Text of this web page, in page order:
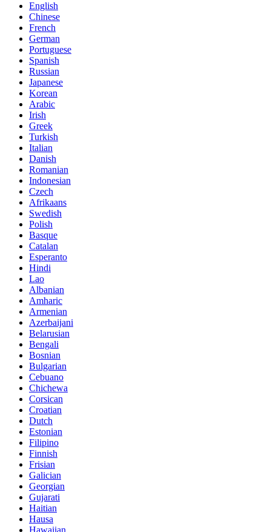
English
Chinese
French
German
Portuguese
Spanish
Russian
Japanese
Korean
Arabic
Irish
Greek
Turkish
Italian
Danish
Romanian
Indonesian
Czech
Afrikaans
Swedish
Polish
Basque
Catalan
Esperanto
Hindi
Lao
Albanian
Amharic
Armenian
Azerbaijani
Belarusian
Bengali
Bosnian
Bulgarian
Cebuano
Chichewa
Corsican
Croatian
Dutch
Estonian
Filipino
Finnish
Frisian
Galician
Georgian
Gujarati
Haitian
Hausa